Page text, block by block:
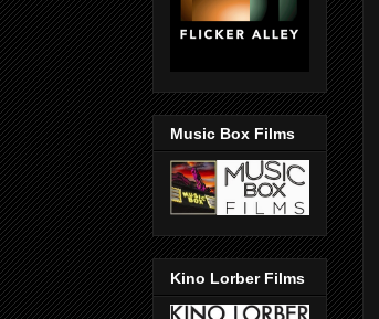
Music Box Films
Kino Lorber Films